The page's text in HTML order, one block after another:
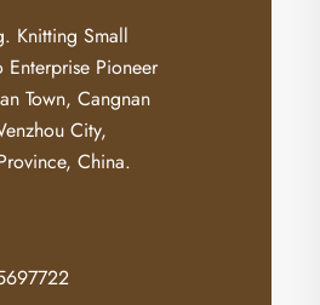
Knitting Small
Pioneer
Town, Cangnan
City,
China.